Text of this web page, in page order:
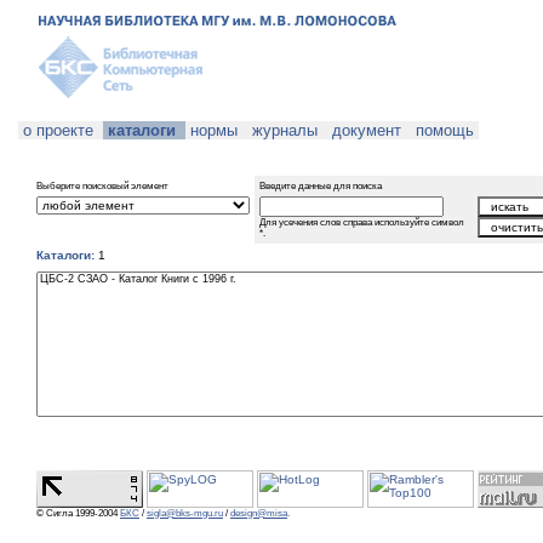
о проекте каталоги нормы журналы документ помощь
Выберите поисковый элемент Введите данные для поиска
Для усечения слов справа используйте символ
*.
Каталоги: 1
© Сигла 1999-2004 БКС / sigla@bks-mgu.ru / design@misa.